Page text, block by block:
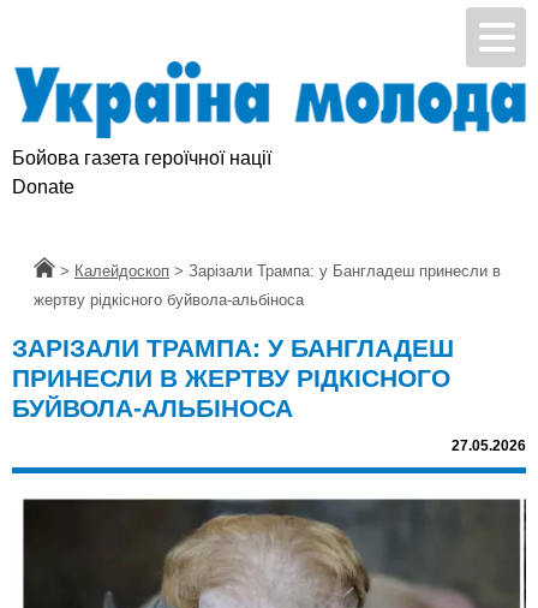
Бойова газета героїчної нації
Donate
Головна
> Калейдоскоп > Зарізали Трампа: у Бангладеш принесли в
жертву рідкісного буйвола-альбіноса
ЗАРІЗАЛИ ТРАМПА: У БАНГЛАДЕШ
ПРИНЕСЛИ В ЖЕРТВУ РІДКІСНОГО
БУЙВОЛА-АЛЬБІНОСА
27.05.2026